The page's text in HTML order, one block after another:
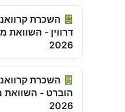
דרווין - השוואת
2026
הוברט - השוואת
2026